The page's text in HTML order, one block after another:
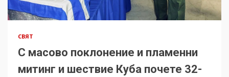
СВЯТ
С масово поклонение и пламенни
митинг и шествие Куба почете 32-